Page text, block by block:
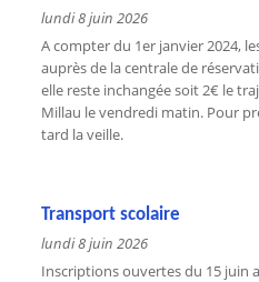
lundi 8 juin 2026
A compter du 1er janvier 2024,
auprès de la centrale de
elle reste inchangée soit 2€ le
Millau le vendredi matin. Pour
tard la veille.
Transport scolaire
lundi 8 juin 2026
Inscriptions ouvertes du 15 juin